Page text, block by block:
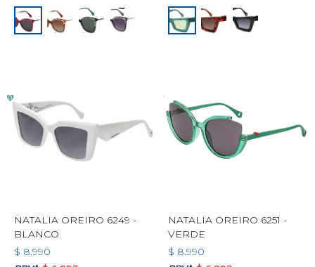
NATALIA OREIRO 6249 -
BLANCO
$ 8.990
NATALIA OREIRO 6251 -
VERDE
$ 8.990